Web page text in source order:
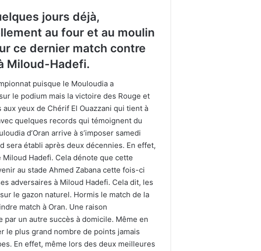
jours déjà,
au four et au moulin
ce dernier match contre
Miloud-Hadefi.
puisque le Mouloudia a
le podium mais la victoire des Rouge et
yeux de Chérif El Ouazzani qui tient à
quelques records qui témoignent du
d’Oran arrive à s’imposer samedi
sera établi après deux décennies. En effet,
Miloud Hadefi. Cela dénote que cette
au stade Ahmed Zabana cette fois-ci
adversaires à Miloud Hadefi. Cela dit, les
le gazon naturel. Hormis le match de la
match à Oran. Une raison
un autre succès à domicile. Même en
le plus grand nombre de points jamais
En effet, même lors des deux meilleures
Ligue 1 Mobilis : le calendrier officiel
de la saison 2026-2027 dévoilé
La FAF officialise le départ de Vladimir
Petković